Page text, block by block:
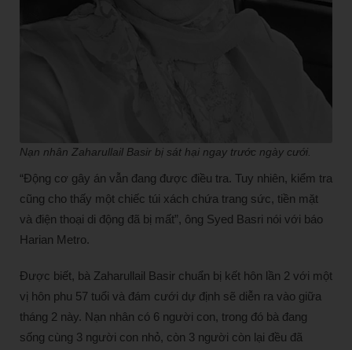
Nạn nhân Zaharullail Basir bị sát hại ngay trước ngày cưới.
“Động cơ gây án vẫn đang được điều tra. Tuy nhiên, kiểm tra
cũng cho thấy một chiếc túi xách chứa trang sức, tiền mặt
và điện thoại di động đã bị mất”, ông Syed Basri nói với báo
Harian Metro.
Được biết, bà Zaharullail Basir chuẩn bị kết hôn lần 2 với một
vị hôn phu 57 tuổi và đám cưới dự định sẽ diễn ra vào giữa
tháng 2 này. Nạn nhân có 6 người con, trong đó bà đang
sống cùng 3 người con nhỏ, còn 3 người còn lại đều đã